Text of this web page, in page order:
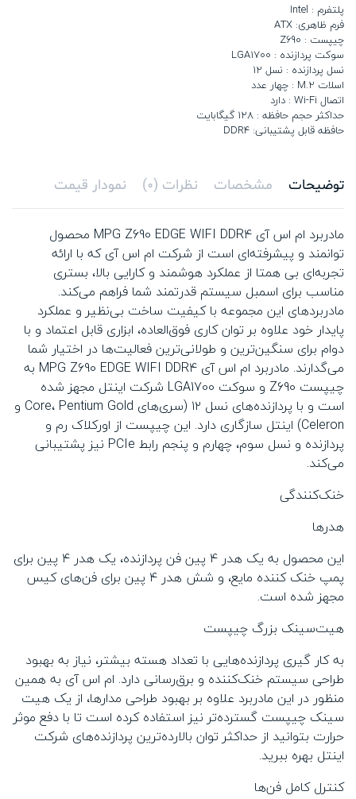
پلتفرم : Intel
فرم ظاهری: ATX
چیپست : Z690
سوکت پردازنده : LGA1700
نسل پردازنده : نسل 12
اسلات M.2 : چهار عدد
اتصال Wi-Fi : دارد
حداکثر حجم حافظه : 128 گیگابایت
حافظه قابل پشتیبانی: DDR4
توضیحات مشخصات نظرات (0) نمودار قیمت
مادربرد ام اس آی MPG Z690 EDGE WIFI DDR4 محصول
توانمند و پیشرفته‌ای است از شرکت ام اس آی که با ارائه
تجربه‌ای بی همتا از عملکرد هوشمند و کارایی بالا، بستری
مناسب برای اسمبل سیستم قدرتمند شما فراهم می‌کند.
مادربردهای این مجموعه با کیفیت ساخت بی‌نظیر و عملکرد
پایدار خود علاوه بر توان کاری فوق‌العاده، ابزاری قابل اعتماد و با
دوام برای سنگین‌ترین و طولانی‌ترین فعالیت‌ها در اختیار شما
می‌گدارند. مادربرد ام اس آی MPG Z690 EDGE WIFI DDR4 به
چیپست Z690 و سوکت LGA1700 شرکت اینتل مجهز شده
است و با پردازنده‌های نسل ۱۲ (سری‌های Core، Pentium Gold و
Celeron) اینتل سازگاری دارد. این چیپست از اورکلاک رم و
پردازنده و نسل سوم، چهارم و پنجم رابط PCIe نیز پشتیبانی
می‌کند.
خنک‌کنندگی
هدرها
این محصول به یک هدر ۴ پین فن پردازنده، یک هدر ۴ پین برای
پمپ خنک کننده‌ مایع، و شش هدر ۴ پین برای فن‌های کیس
مجهز شده است.
هیت‌سینک بزرگ چیپست
به کار گیری پردازنده‌هایی با تعداد هسته بیشتر، نیاز به بهبود
طراحی سیستم خنک‌کننده و برق‌رسانی دارد. ام اس آی به همین
منظور در این مادربرد علاوه بر بهبود طراحی مدارها، از یک هیت
‌سینک چیپست گسترده‌تر نیز استفاده کرده است تا با دفع موثر
حرارت بتوانید از حداکثر توان بالارده‌ترین پردازنده‌های شرکت
اینتل بهره ببرید.
کنترل کامل فن‌ها